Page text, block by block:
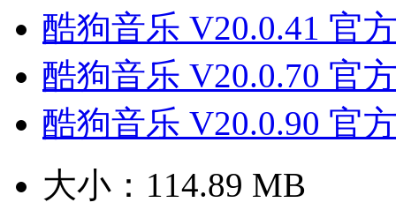
酷狗音乐 V20.0.41 官
酷狗音乐 V20.0.70 官
酷狗音乐 V20.0.90 官
大小： 114.89 MB